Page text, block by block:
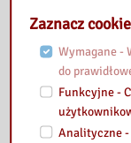
Zaznacz
Wymagane -
do
Funkcyjne -
Analityczne -